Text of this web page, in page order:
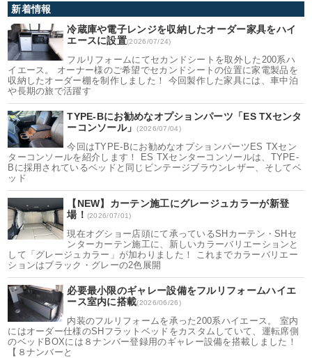
新着情報
冷蔵庫や電子レンジを収納したオーダー家具をハイ
エースに設置(2026/07/24)
フルリフォームにてセカンドシートを取外した200系ハ
イエース。 オーナー様のご希望でセカンドシートの位置に家電製品を
収納したオーダー棚を制作しました！ 今回製作した家具には、車中泊
や長期の旅で活躍す
TYPE-Bにお勧めなオプションパーツ「ES TXセンタ
ーコンソール」(2026/07/04)
今回はTYPE-Bにお勧めなオプションパーツES TXセン
ターコンソールを紹介します！ ES TXセンターコンソールは、TYPE-
Bに採用されているベッドと同じビンテージブラウンレザー、そしてベ
ッド
【NEW】カーテン施工にグレージュカラーが新登
場！ (2026/07/01)
現在オグショー店頭にて承っているSHカーテン・SHセ
ンターカーテン施工に、新しいカラーバリエーションと
して「グレージュカラー」が加わりました！ これまでカラーバリエー
ションはブラック・グレーの2色展開
必要最小限のギャレー設備をフルリフォームハイエ
ース室内に搭載(2026/06/26)
内装のフルリフォームを承った200系ハイエース。 室内
にはオーダー仕様のSHフラットベッドをカスタムしていて、運転席側
のベッドBOXには８ナンバー登録用のギャレー設備を搭載しました！
【８ナンバーと